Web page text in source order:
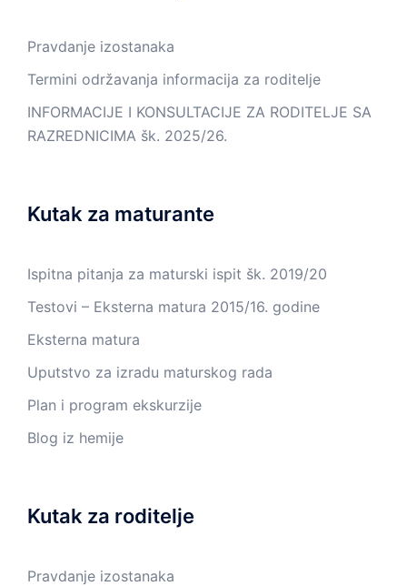
Pravdanje izostanaka
Termini održavanja informacija za roditelje
INFORMACIJE I KONSULTACIJE ZA RODITELJE SA
RAZREDNICIMA šk. 2025/26.
Kutak za maturante
Ispitna pitanja za maturski ispit šk. 2019/20
Testovi – Eksterna matura 2015/16. godine
Eksterna matura
Uputstvo za izradu maturskog rada
Plan i program ekskurzije
Blog iz hemije
Kutak za roditelje
Pravdanje izostanaka